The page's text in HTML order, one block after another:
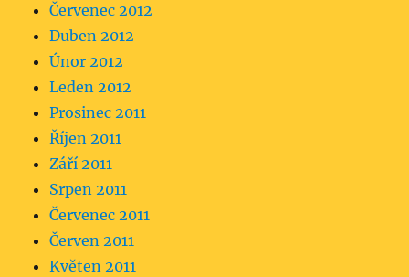
Červenec 2012
Duben 2012
Únor 2012
Leden 2012
Prosinec 2011
Říjen 2011
Září 2011
Srpen 2011
Červenec 2011
Červen 2011
Květen 2011